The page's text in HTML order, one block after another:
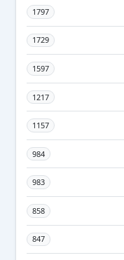
1797
1729
1597
1217
1157
984
983
858
847